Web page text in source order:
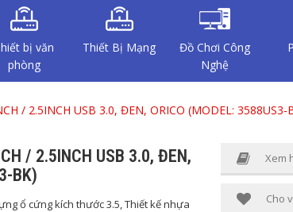
bị văn
phòng
Thiết Bị Mạng
Đồ Chơi Công
Nghệ
/ 2.5INCH USB 3.0, ĐEN, ORICO (MODEL: 3588US3-
/ 2.5INCH USB 3.0, ĐEN,
BK)
ổ cứng kích thước 3.5, Thiết kế nhựa
Xem
Cho